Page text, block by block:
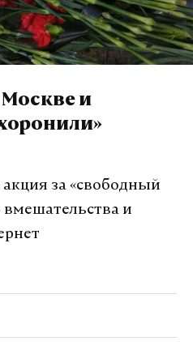
Москве и
за «свободный
вмешательства и